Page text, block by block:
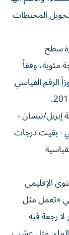
المحيطات
سطح
المياه القطبية، 21,1 درجة مئوية، وفقاً
الرقم القياسي
إبريل/نيسان -
- بقيت درجات
الإقليمي
«تعمل مثل
رجعة فيه